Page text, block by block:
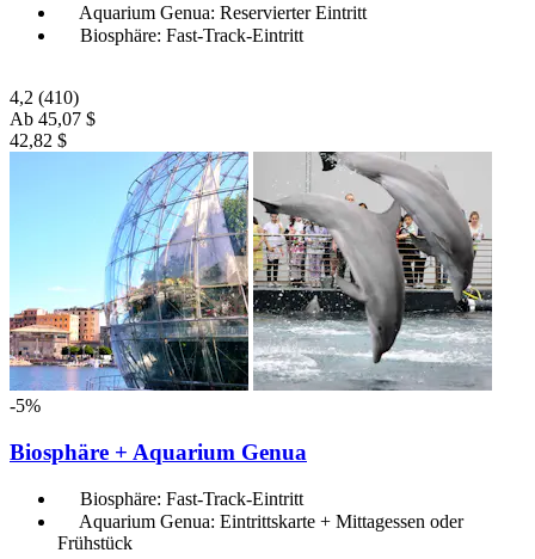
Aquarium Genua: Reservierter Eintritt
Biosphäre: Fast-Track-Eintritt
4,2 (410)
Ab 45,07 $
42,82 $
-5%
Biosphäre + Aquarium Genua
Biosphäre: Fast-Track-Eintritt
Aquarium Genua: Eintrittskarte + Mittagessen oder
Frühstück